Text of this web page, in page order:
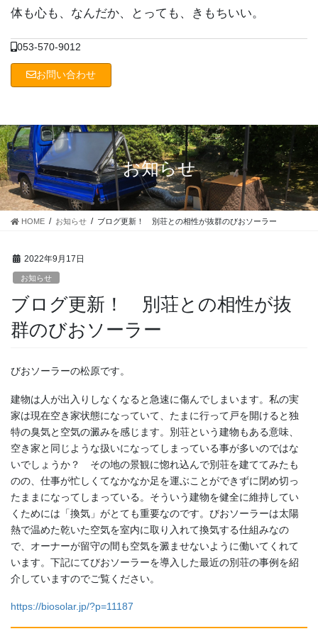
移
動
体も心も、なんだか、とっても、きもちいい。
053-570-9012
お問い合わせ
お知らせ
HOME お知らせ ブログ更新！ 別荘との相性が抜群のびおソーラー
2022年9月17日
お知らせ
ブログ更新！ 別荘との相性が抜
群のびおソーラー
びおソーラーの松原です。
建物は人が出入りしなくなると急速に傷んでしまいます。私の実
家は現在空き家状態になっていて、たまに行って戸を開けると独
特の臭気と空気の澱みを感じます。別荘という建物もある意味、
空き家と同じような扱いになってしまっている事が多いのではな
いでしょうか？ その地の景観に惚れ込んで別荘を建ててみたも
のの、仕事が忙しくてなかなか足を運ぶことができずに閉め切っ
たままになってしまっている。そういう建物を健全に維持してい
くためには「換気」がとても重要なのです。びおソーラーは太陽
熱で温めた乾いた空気を室内に取り入れて換気する仕組みなの
で、オーナーが留守の間も空気を澱ませないように働いてくれて
います。下記にてびおソーラーを導入した最近の別荘の事例を紹
介していますのでご覧ください。
https://biosolar.jp/?p=11187